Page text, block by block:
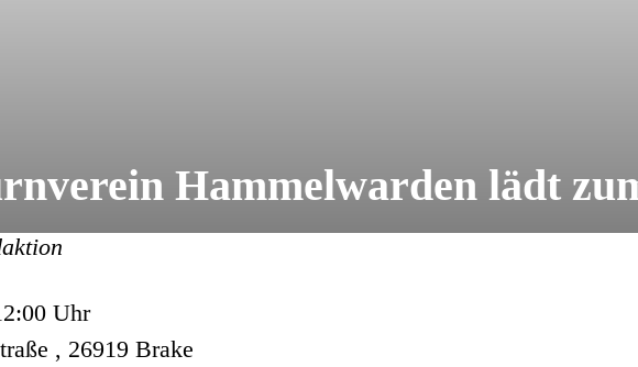
Hammelwarden lädt
Uhr
, 26919 Brake